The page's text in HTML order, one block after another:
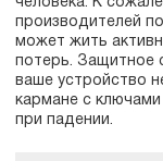
производителей
может жить
потерь. Защитное
ваше устройство
кармане с
при падении.